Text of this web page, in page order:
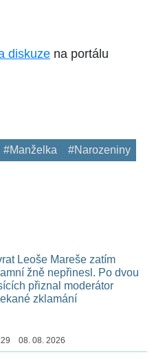
diskuze na portálu
#Manželka
#Narozeniny
Leoše Mareše zatím
žně nepřinesl. Po dvou
přiznal moderátor
zklamání
08. 08. 2026